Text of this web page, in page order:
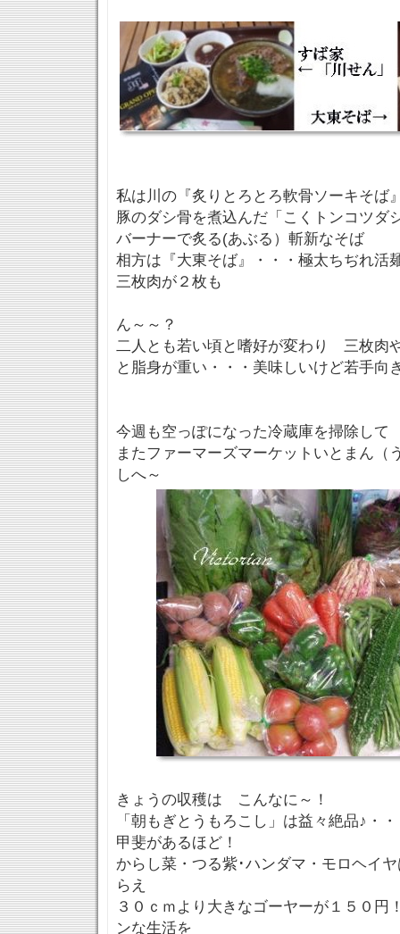
私は川の『炙りとろとろ軟骨ソーキそば
豚のダシ骨を煮込んだ「こくトンコツダ
バーナーで炙る(あぶる）斬新なそば
相方は『大東そば』・・・極太ちぢれ活
三枚肉が２枚も
ん～～？
二人とも若い頃と嗜好が変わり 三枚肉
と脂身が重い・・・美味しいけど若手向
今週も空っぽになった冷蔵庫を掃除して
またファーマーズマーケットいとまん（
しへ～
きょうの収穫は こんなに～！
「朝もぎとうもろこし」は益々絶品♪・
甲斐があるほど！
からし菜・つる紫･ハンダマ・モロヘイ
らえ
３０ｃｍより大きなゴーヤーが１５０円
ンな生活を